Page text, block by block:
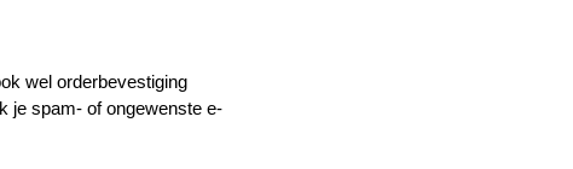
wel orderbevestiging
je spam- of ongewenste e-